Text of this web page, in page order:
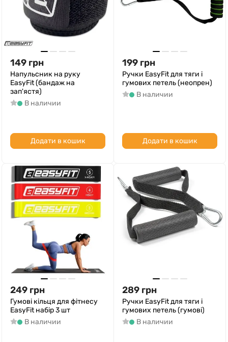
149 грн
Напульсник на руку
EasyFit (бандаж на
зап'ястя)
В наличии
Додати в кошик
199 грн
Ручки EasyFit для тяги і
гумових петель (неопрен)
В наличии
Додати в кошик
249 грн
Гумові кільця для фітнесу
EasyFit набір 3 шт
В наличии
289 грн
Ручки EasyFit для тяги і
гумових петель (гумові)
В наличии